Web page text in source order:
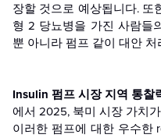
장할 것으로 예상됩니다. 또
형 2 당뇨병을 가진 사람들
뿐 아니라 펌프 같이 대안
Insulin 펌프 시장 지역 통찰
에서 2025, 북미 시장 가치
이러한 펌프에 대한 우수한